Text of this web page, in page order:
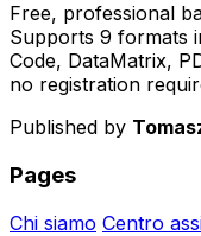
Free, professional
Supports 9 formats
Code, DataMatrix,
no registration
Published by
Pages
Chi siamo Centro